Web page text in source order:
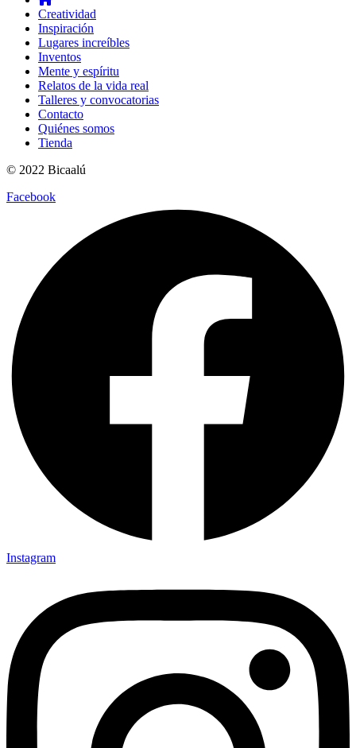
Creatividad
Inspiración
Lugares increíbles
Inventos
Mente y espíritu
Relatos de la vida real
Talleres y convocatorias
Contacto
Quiénes somos
Tienda
© 2022 Bicaalú
Facebook
Instagram